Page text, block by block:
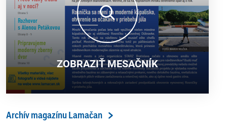
ZOBRAZIŤ MESAČNÍK
Archív magazínu Lamačan